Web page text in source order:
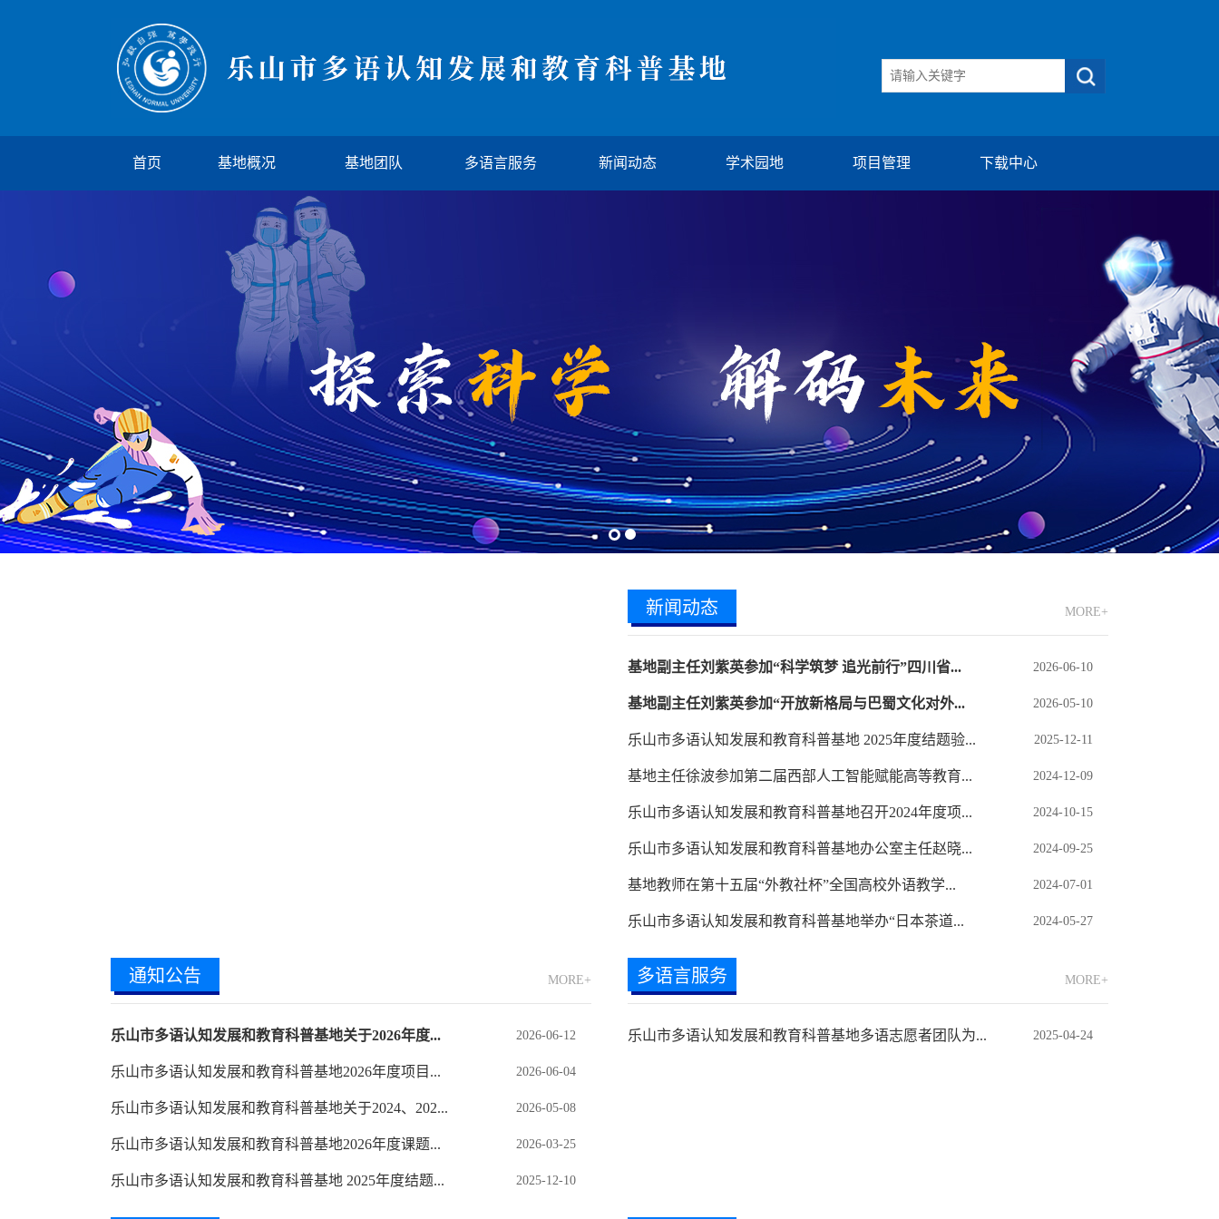
首页 基地概况 基地团队 多语言服务 新闻动态 学术园地 项目管理 下载中心
新闻动态 MORE+
基地副主任刘紫英参加“科学筑梦 追光前行”四川省... 2026-06-10
基地副主任刘紫英参加“开放新格局与巴蜀文化对外... 2026-05-10
乐山市多语认知发展和教育科普基地 2025年度结题验... 2025-12-11
基地主任徐波参加第二届西部人工智能赋能高等教育... 2024-12-09
乐山市多语认知发展和教育科普基地召开2024年度项... 2024-10-15
乐山市多语认知发展和教育科普基地办公室主任赵晓... 2024-09-25
基地教师在第十五届“外教社杯”全国高校外语教学... 2024-07-01
乐山市多语认知发展和教育科普基地举办“日本茶道... 2024-05-27
通知公告 MORE+
乐山市多语认知发展和教育科普基地关于2026年度... 2026-06-12
乐山市多语认知发展和教育科普基地2026年度项目... 2026-06-04
乐山市多语认知发展和教育科普基地关于2024、202... 2026-05-08
乐山市多语认知发展和教育科普基地2026年度课题... 2026-03-25
乐山市多语认知发展和教育科普基地 2025年度结题... 2025-12-10
多语言服务 MORE+
乐山市多语认知发展和教育科普基地多语志愿者团队为... 2025-04-24